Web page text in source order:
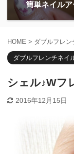
簡単ネイルア
HOME > ダブルフレン
ダブルフレンチネイ
シェル♪Wフ
2016年12月15日